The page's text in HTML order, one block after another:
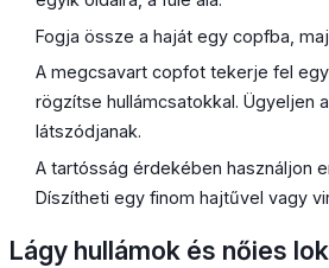
Fogja össze a haját egy copfba,
A megcsavart copfot tekerje fel
rögzítse hullámcsatokkal. Ügyeljen
látszódjanak.
A tartósság érdekében használjon
Díszítheti egy finom hajtűvel vagy
Lágy hullámok és nőies